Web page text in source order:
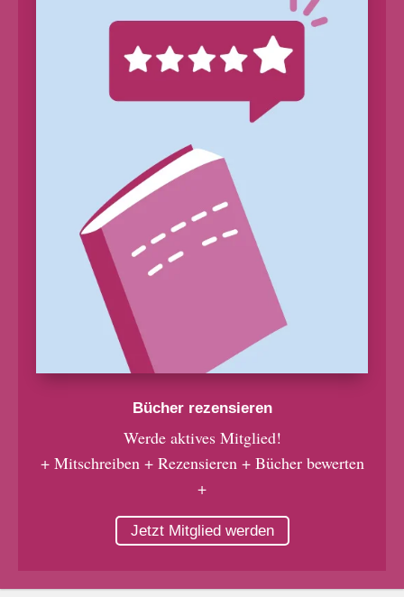
Bücher rezensieren
Werde aktives Mitglied!
+ Mitschreiben + Rezensieren + Bücher bewerten
+
Jetzt Mitglied werden